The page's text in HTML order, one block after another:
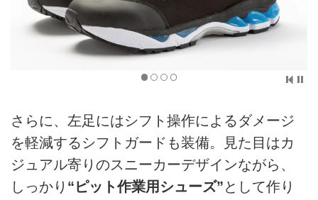
さらに、左足にはシフト操作によるダメージ
を軽減するシフトガードも装備。見た目はカ
ジュアル寄りのスニーカーデザインながら、
しっかり “ピット作業用シューズ”として作り